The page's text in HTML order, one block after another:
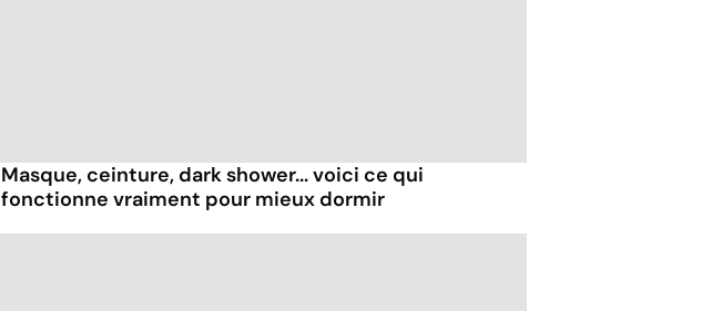
Masque, ceinture, dark shower... voici ce qui
fonctionne vraiment pour mieux dormir